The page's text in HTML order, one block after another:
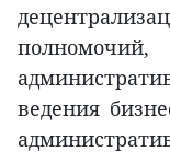
ведения